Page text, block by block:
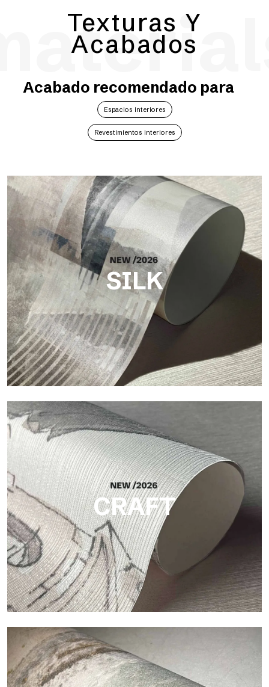
Texturas Y
Acabados
Acabado recomendado para
Espacios interiores
Revestimientos interiores
SILK
Silk
Acabado luminoso y elegante, con una sutil trama vertical que
refleja la luz y aporta profundidad a la superficie.
CRAFT
Craft
Acabado inspirado en las fibras naturales, con un relieve
esencial que aporta equilibrio, profundidad y una materialidad